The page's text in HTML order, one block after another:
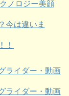
ノロジー美顔
今は違いま
！
ライダー・動画
ライダー・動画